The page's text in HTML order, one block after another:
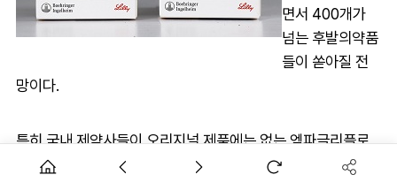
면서 400개가
넘는 후발의약품
들이 쏟아질 전
망이다.
특히 국내 제약사들이 오리지널 제품에는 없는 엠파글리플로
진+메트포르민 서방정을 만들고, 엠파글리플로진+시타글립